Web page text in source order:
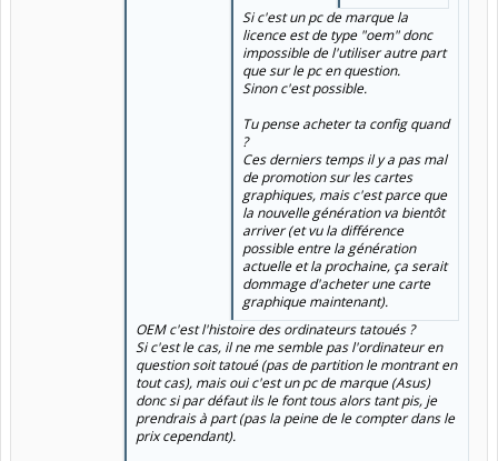
Si c'est un pc de marque la
licence est de type "oem" donc
impossible de l'utiliser autre part
que sur le pc en question.
Sinon c'est possible.
Tu pense acheter ta config quand
?
Ces derniers temps il y a pas mal
de promotion sur les cartes
graphiques, mais c'est parce que
la nouvelle génération va bientôt
arriver (et vu la différence
possible entre la génération
actuelle et la prochaine, ça serait
dommage d'acheter une carte
graphique maintenant).
OEM c'est l'histoire des ordinateurs tatoués ?
Si c'est le cas, il ne me semble pas l'ordinateur en
question soit tatoué (pas de partition le montrant en
tout cas), mais oui c'est un pc de marque (Asus)
donc si par défaut ils le font tous alors tant pis, je
prendrais à part (pas la peine de le compter dans le
prix cependant).